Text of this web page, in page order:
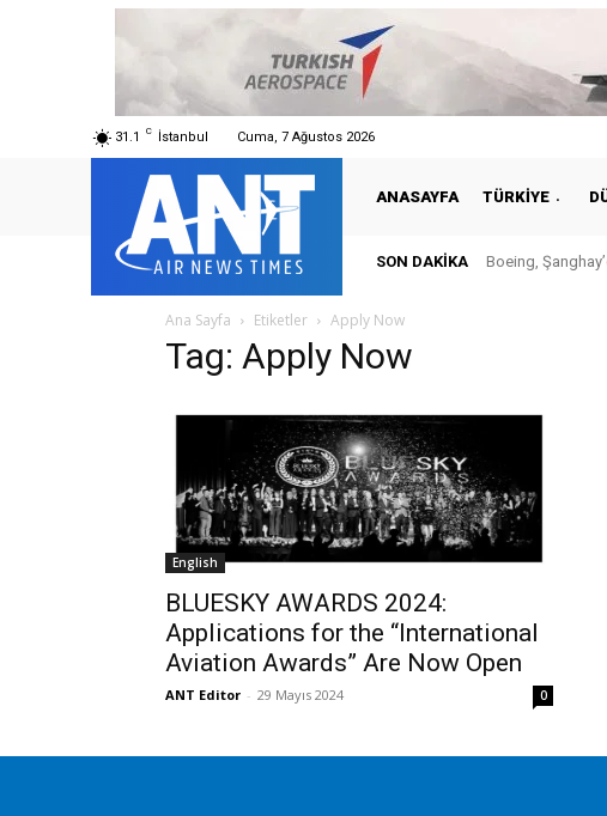
31.1 C İstanbul Cuma, 7 Ağustos 2026
ANASAYFA TÜRKIYE
SON DAKIKA Boeing,
Ana Sayfa Etiketler Apply Now
Tag: Apply Now
English
BLUESKY AWARDS 2024:
Applications for the “International
Aviation Awards” Are Now Open
ANT Editor - 29 Mayıs 2024 0